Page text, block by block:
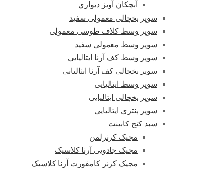
آبچکان آویز دیواري
سوپر یخچالی معمولی سفید
سوپر وسط کلاف طوسی معمولی
سوپر وسط معمولی سفید
سوپر وسط کف آرنا ایتالیایی
سوپر یخچالی کف آرنا ایتالیایی
سوپر وسط ایتالیایی
سوپر یخچالی ایتالیایی
سوپر پنتری ایتالیایی
سبد کنج کابینت
مجیک کرنرلمن
مجیک جادویی آرنا کلاسیک
مجیک کرنر کامفورت آرنا کلاسیک